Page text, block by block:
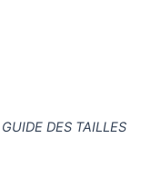
GUIDE DES TAILLES